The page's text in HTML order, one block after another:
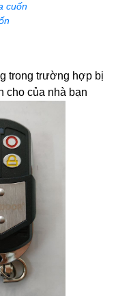
cuốn
trong trường hợp bị
cho của nhà bạn